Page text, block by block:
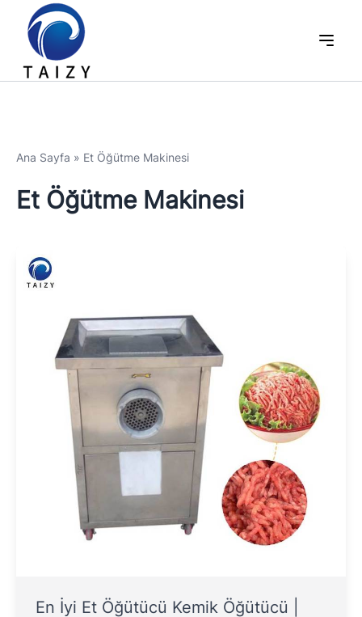
Ana Sayfa » Et Öğütme Makinesi
Et Öğütme Makinesi
En İyi Et Öğütücü Kemik Öğütücü |